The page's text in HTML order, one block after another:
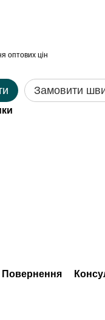
оптових цін
Замовити
Повернення